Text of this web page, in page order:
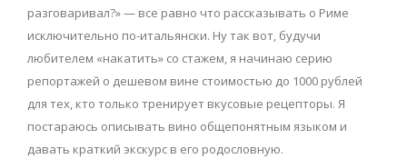
разговаривал?» — все равно что рассказывать о Риме
исключительно по-итальянски. Ну так вот, будучи
любителем «накатить» со стажем, я начинаю серию
репортажей о дешевом вине стоимостью до 1000 рублей
для тех, кто только тренирует вкусовые рецепторы. Я
постараюсь описывать вино общепонятным языком и
давать краткий экскурс в его родословную.